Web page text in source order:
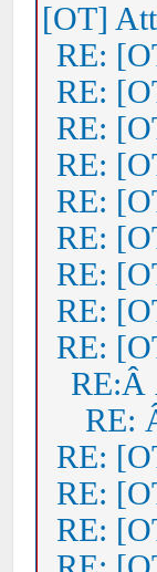
[OT]
RE:
RE:
RE:
RE:
RE:
RE:
RE:
RE:
RE:
RE:Â
RE:
RE:
RE:
RE: